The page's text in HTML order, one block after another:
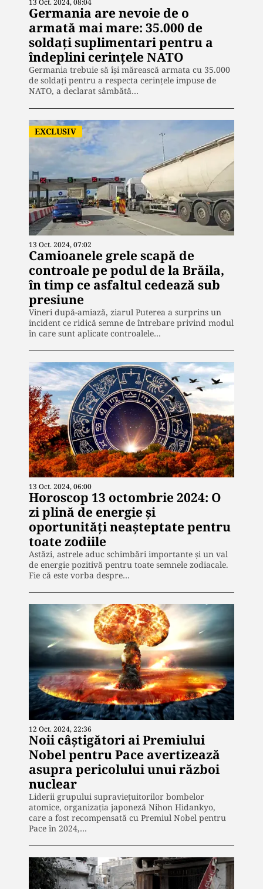
13 Oct. 2024, 08:04
Germania are nevoie de o
armată mai mare: 35.000 de
soldați suplimentari pentru a
îndeplini cerințele NATO
Germania trebuie să își mărească armata cu 35.000
de soldați pentru a respecta cerințele impuse de
NATO, a declarat sâmbătă…
EXCLUSIV
13 Oct. 2024, 07:02
Camioanele grele scapă de
controale pe podul de la Brăila,
în timp ce asfaltul cedează sub
presiune
Vineri după-amiază, ziarul Puterea a surprins un
incident ce ridică semne de întrebare privind modul
în care sunt aplicate controalele…
13 Oct. 2024, 06:00
Horoscop 13 octombrie 2024: O
zi plină de energie și
oportunități neașteptate pentru
toate zodiile
Astăzi, astrele aduc schimbări importante și un val
de energie pozitivă pentru toate semnele zodiacale.
Fie că este vorba despre…
12 Oct. 2024, 22:36
Noii câștigători ai Premiului
Nobel pentru Pace avertizează
asupra pericolului unui război
nuclear
Liderii grupului supraviețuitorilor bombelor
atomice, organizația japoneză Nihon Hidankyo,
care a fost recompensată cu Premiul Nobel pentru
Pace în 2024,…